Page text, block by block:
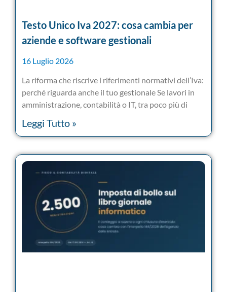
Testo Unico Iva 2027: cosa cambia per
aziende e software gestionali
16 Luglio 2026
La riforma che riscrive i riferimenti normativi dell’Iva:
perché riguarda anche il tuo gestionale Se lavori in
amministrazione, contabilità o IT, tra poco più di
Leggi Tutto »